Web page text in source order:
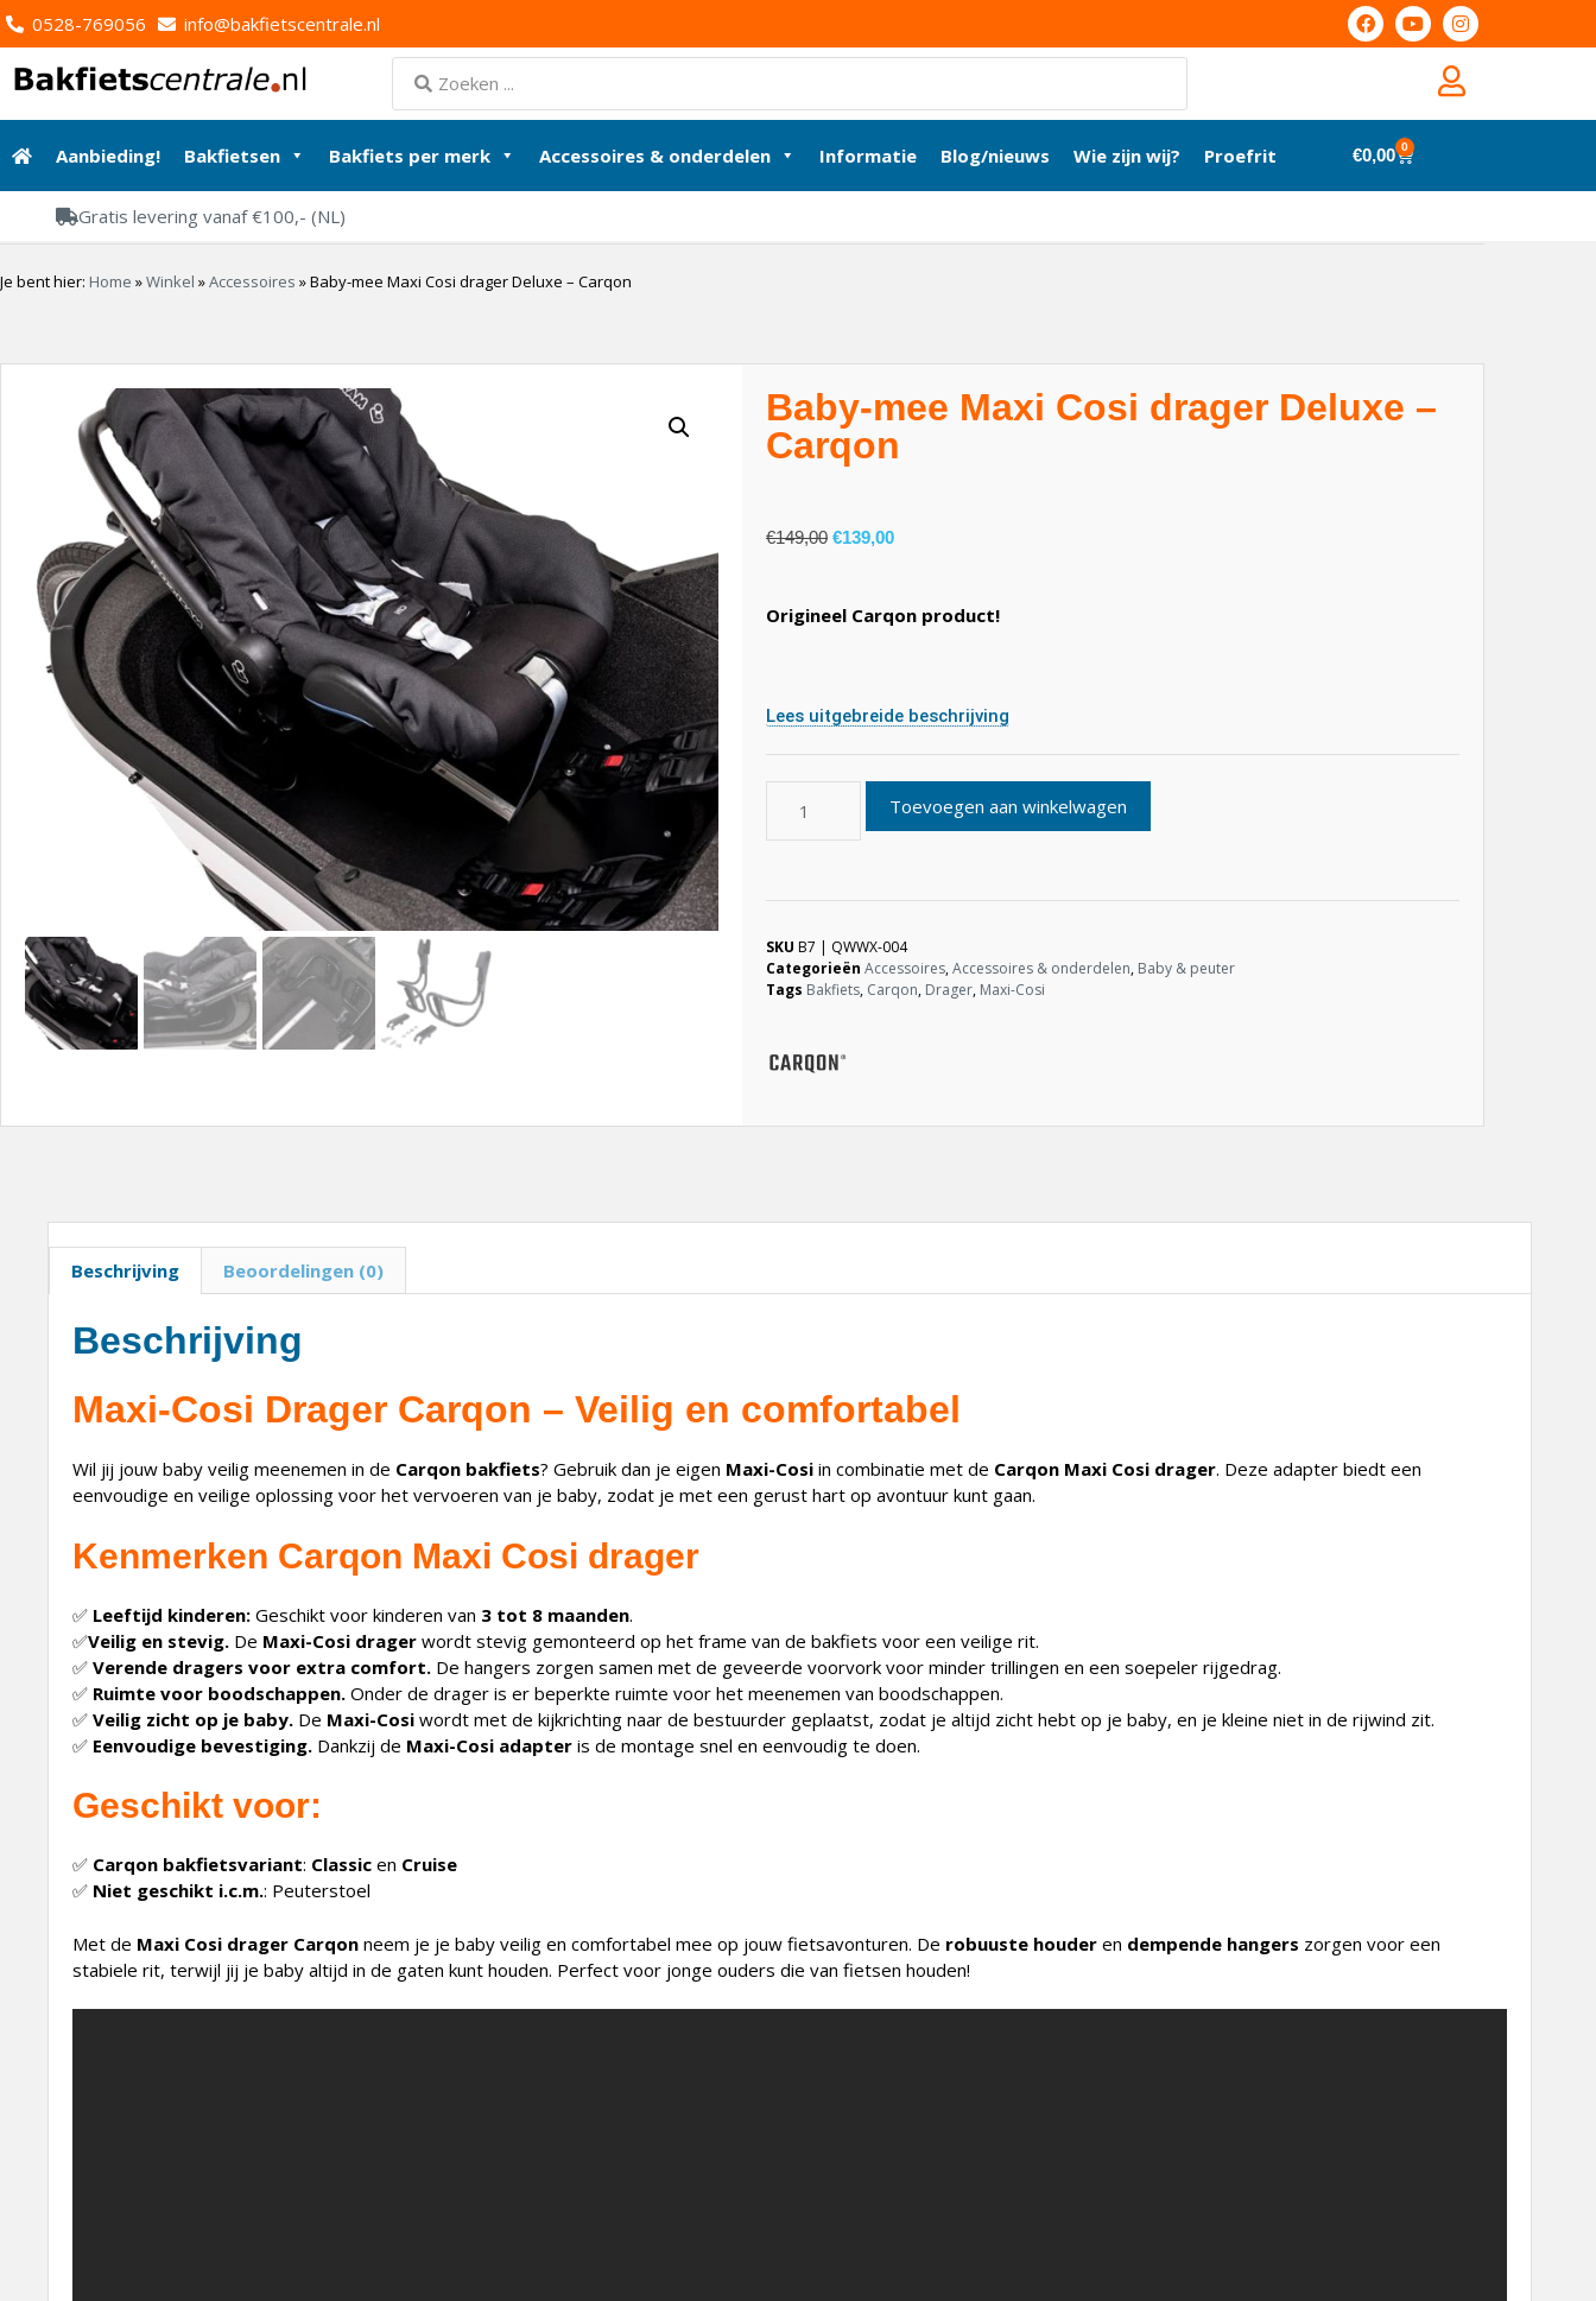
0528-769056 info@bakfietscentrale.nl
Aanbieding! Bakfietsen Bakfiets per merk Accessoires & onderdelen Informatie Blog/nieuws Wie zijn wij? Proefrit €0,00 0
Gratis levering vanaf €100,- (NL)
Je bent hier: Home »Winkel »Accessoires »Baby-mee Maxi Cosi drager Deluxe – Carqon
Baby-mee Maxi Cosi drager Deluxe –
Carqon
€149,00 €139,00
Origineel Carqon product!
Lees uitgebreide beschrijving
Toevoegen aan winkelwagen
SKU B7 | QWWX-004
Categorieën Accessoires,Accessoires & onderdelen, Baby & peuter
Tags Bakfiets, Carqon, Drager, Maxi-Cosi
Beschrijving Beoordelingen (0)
Beschrijving
Maxi-Cosi Drager Carqon – Veilig en comfortabel
Wil jij jouw baby veilig meenemen in de Carqon bakfiets? Gebruik dan je eigen Maxi-Cosi in combinatie met de Carqon Maxi Cosi drager. Deze adapter biedt een
eenvoudige en veilige oplossing voor het vervoeren van je baby, zodat je met een gerust hart op avontuur kunt gaan.
Kenmerken Carqon Maxi Cosi drager
✅ Leeftijd kinderen: Geschikt voor kinderen van 3 tot 8 maanden.
✅Veilig en stevig. De Maxi-Cosi drager wordt stevig gemonteerd op het frame van de bakfiets voor een veilige rit.
✅ Verende dragers voor extra comfort. De hangers zorgen samen met de geveerde voorvork voor minder trillingen en een soepeler rijgedrag.
✅ Ruimte voor boodschappen. Onder de drager is er beperkte ruimte voor het meenemen van boodschappen.
✅ Veilig zicht op je baby. De Maxi-Cosi wordt met de kijkrichting naar de bestuurder geplaatst, zodat je altijd zicht hebt op je baby, en je kleine niet in de rijwind zit.
✅ Eenvoudige bevestiging. Dankzij de Maxi-Cosi adapter is de montage snel en eenvoudig te doen.
Geschikt voor:
✅ Carqon bakfietsvariant: Classic en Cruise
✅ Niet geschikt i.c.m.: Peuterstoel
Met de Maxi Cosi drager Carqon neem je je baby veilig en comfortabel mee op jouw fietsavonturen. De robuuste houder en dempende hangers zorgen voor een
stabiele rit, terwijl jij je baby altijd in de gaten kunt houden. Perfect voor jonge ouders die van fietsen houden!